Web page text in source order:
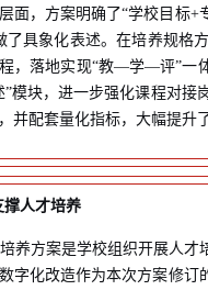
面，方案明确了“学校目标
了具象化表述。在培养规
，落地实现“教—学—评”
模块，进一步强化课程对
并配套量化指标，大幅提升
人才培养
养方案是学校组织开展人
字化改造作为本次方案修